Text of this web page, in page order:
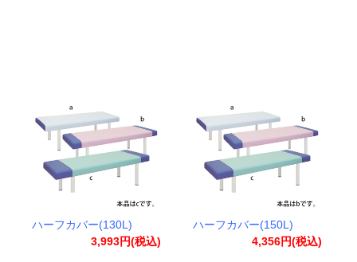
ハーフカバー(130L)
3,993円(税込)
ハーフカバー(150L)
4,356円(税込)